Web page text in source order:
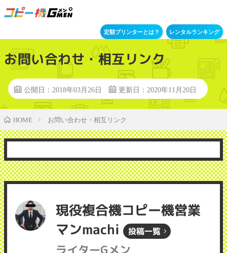
定額プリンターとは？ レンタルランキング
お問い合わせ・相互リンク
公開日：2018年03月26日 更新日：2020年11月20日
HOME お問い合わせ・相互リンク
現役複合機コピー機営業
マンmachi
投稿一覧
ライターGメン